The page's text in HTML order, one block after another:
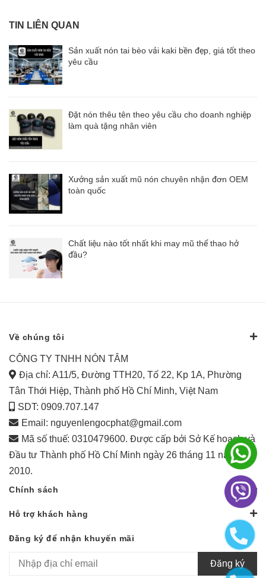
TIN LIÊN QUAN
Sản xuất nón tai bèo vải kaki bền đẹp, giá tốt theo
yêu cầu
Đặt nón thêu tên theo yêu cầu cho doanh nghiệp
làm quà tặng nhân viên
Xưởng sản xuất mũ nón chuyên nhận đơn OEM
toàn quốc
Chất liệu nào tốt nhất khi may mũ thể thao hở
đầu?
Về chúng tôi
CÔNG TY TNHH NÓN TÂM
Địa chỉ: A11/5, Đường TTH20, Tổ 22, Kp 1A, Phường
Tân Thới Hiệp, Thành phố Hồ Chí Minh, Việt Nam
SDT: 0909.707.147
Email: nguyenlengocphat@gmail.com
Mã số thuế: 0310479600. Được cấp bởi Sở Kế hoạch và
Đầu tư Thành phố Hồ Chí Minh ngày 26 tháng 11 năm
2010.
Chính sách
Hỗ trợ khách hàng
Đăng ký để nhận khuyến mãi
Đăng ký